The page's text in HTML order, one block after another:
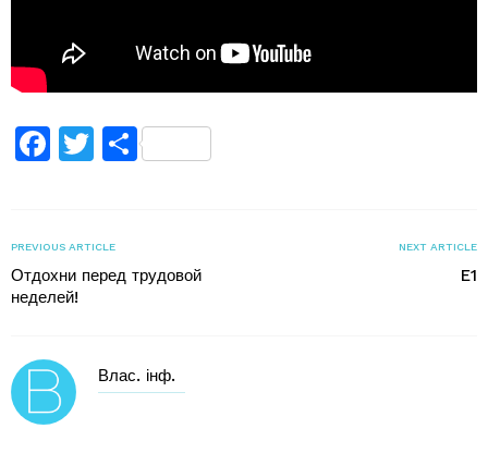
Facebook
TwitterПоділитися
PREVIOUS ARTICLE
Отдохни перед трудовой
неделей!
NEXT ARTICLE
E1
Влас. інф.